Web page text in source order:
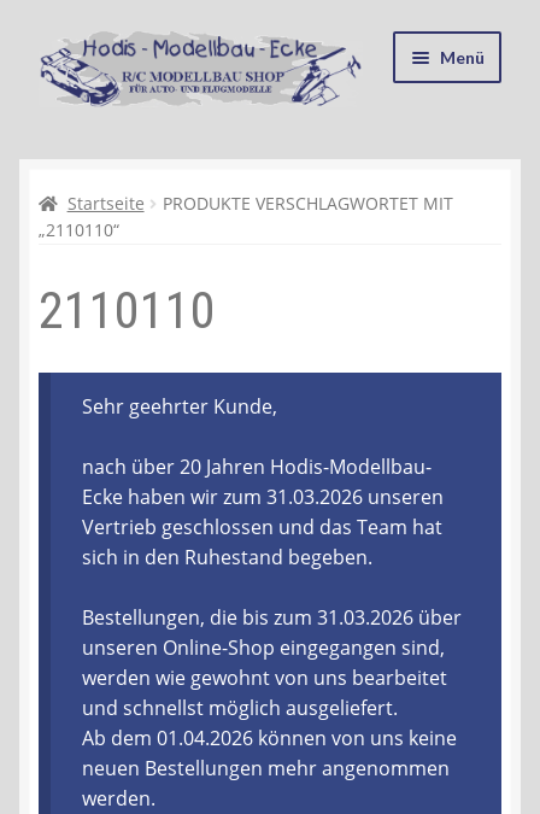
Zur
Navigation
springen
Zum
Inhalt
springen
Menü
Kasse
Recycling, Entsorgung und Umwelt
Shop
Warenkorb
Ablauf einer Bestellung
Zahlungsarten
Lieferzeit & Verfügbarkeit
Gutschein
Startseite
PRODUKTE VERSCHLAGWORTET MIT
„2110110“
2110110
Sehr geehrter Kunde,
nach über 20 Jahren Hodis-Modellbau-
Ecke haben wir zum 31.03.2026 unseren
Vertrieb geschlossen und das Team hat
sich in den Ruhestand begeben.
Bestellungen, die bis zum 31.03.2026 über
unseren Online-Shop eingegangen sind,
werden wie gewohnt von uns bearbeitet
und schnellst möglich ausgeliefert.
Ab dem 01.04.2026 können von uns keine
neuen Bestellungen mehr angenommen
werden.